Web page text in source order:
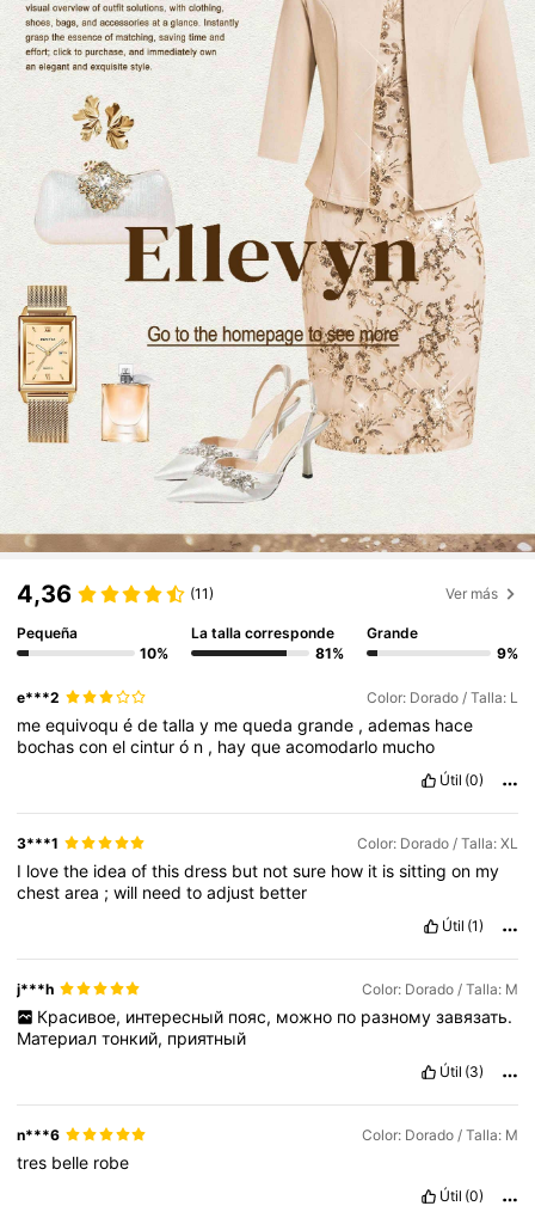
4,36 (11) Ver más
Pequeña
10%
La talla corresponde
81%
Grande
9%
e***2 Color: Dorado / Talla: L
meequivoquédetallay mequedagrande ,ademas hace
bochasconelcinturó n , hayqueacomodarlo mucho
Útil (0)
3***1 Color: Dorado / Talla: XL
I lovethe ideaofthisdress but notsure how it issittingon my
chestarea ;will needtoadjust better
Útil (1)
j***h Color: Dorado / Talla: M
Красивое, интересный пояс, можно по разному завязать.
Материалтонкий, приятный
Útil (3)
n***6 Color: Dorado / Talla: M
tres belle robe
Útil (0)